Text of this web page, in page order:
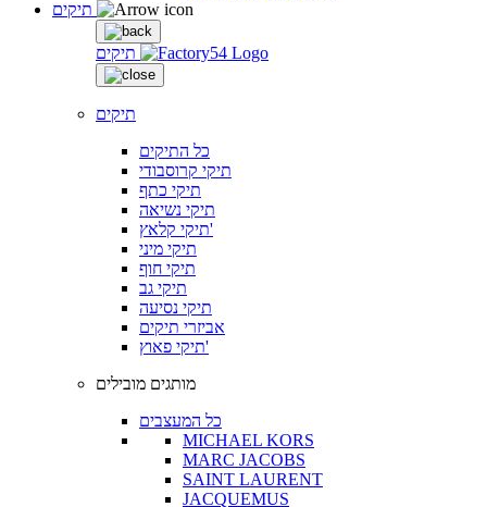
תיקים
תיקים
כל התיקים
תיקי קרוסבודי
תיקי כתף
תיקי נשיאה
תיקי קלאץ'
תיקי מיני
תיקי חוף
תיקי גב
תיקי נסיעה
אביזרי תיקים
תיקי פאוץ'
מותגים מובילים
כל המעצבים
MICHAEL KORS
MARC JACOBS
SAINT LAURENT
JACQUEMUS